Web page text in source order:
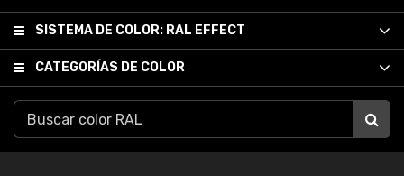
SISTEMA DE COLOR: RAL EFFECT
CATEGORÍAS DE COLOR